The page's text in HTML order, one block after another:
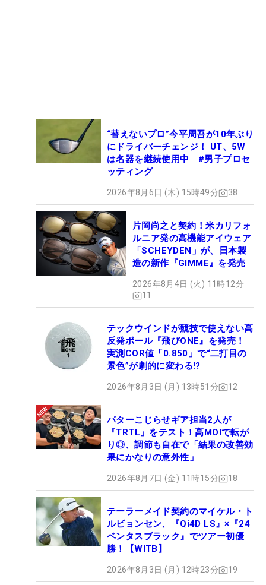
“替えないプロ”今平周吾が10年ぶり
にドライバーチェンジ！ UT、5W
は名器を継続使用中 #男子プロセ
ッティング
2026年8月6日 (木) 15時49分 38
片岡尚之と契約！米カリフォ
ルニア発の高機能アイウェア
「SCHEYDEN」が、日本製
造の新作『GIMME』を発売
2026年8月4日 (火) 11時12分
11
テックウインドが競技で使えない高
反発ボール『飛びONE』を発売！
実測COR値「0.850」で“二打目の
景色”が劇的に変わる!?
2026年8月3日 (月) 13時51分 12
パターこじらせギア担当2人が
『TRTL』をテスト！高MOIで転が
り◎、調節も自在で「結果の改善効
果にかなりの意外性」
2026年8月7日 (金) 11時15分 18
テーラーメイド契約のマイケル・ト
ルビョンセン、『Qi4D LS』×『24
ベンタスブラック』でツアー初優
勝！【WITB】
2026年8月3日 (月) 12時23分 19